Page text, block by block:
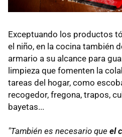
Exceptuando los productos
el niño, en la cocina también
armario a su alcance para
limpieza que fomenten la
tareas del hogar, como
recogedor, fregona, trapos,
bayetas...
"También es necesario que el